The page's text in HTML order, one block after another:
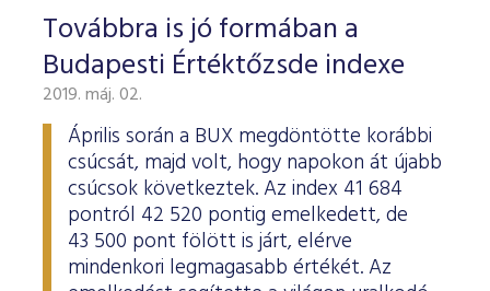
Továbbra is jó formában a
Budapesti Értéktőzsde indexe
2019. máj. 02.
Április során a BUX megdöntötte korábbi
csúcsát, majd volt, hogy napokon át újabb
csúcsok következtek. Az index 41 684
pontról 42 520 pontig emelkedett, de
43 500 pont fölött is járt, elérve
mindenkori legmagasabb értékét. Az